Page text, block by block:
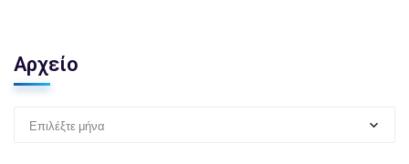
Αρχείο
Επιλέξτε μήνα